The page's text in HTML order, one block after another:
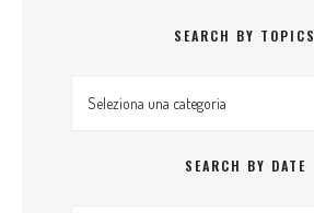
SEARCH BY TOPICS
Search by topics
SEARCH BY DATE